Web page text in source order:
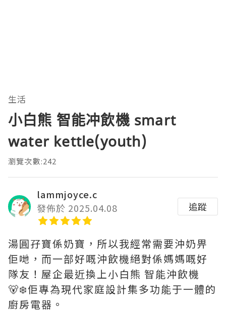
生活
小白熊 智能冲飲機 smart
water kettle(youth)
瀏覽次數:242
lammjoyce.c
發佈於 2025.04.08
追蹤
湯圓孖寶係奶寶，所以我經常需要沖奶畀
佢哋，而一部好嘅沖飲機絕對係媽媽嘅好
隊友！屋企最近換上小白熊 智能沖飲機
🐻‍❄️佢專為現代家庭設計集多功能于一體的
廚房電器。